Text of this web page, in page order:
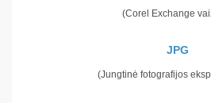
(Corel Exchange
JPG
(Jungtinė fotografijos